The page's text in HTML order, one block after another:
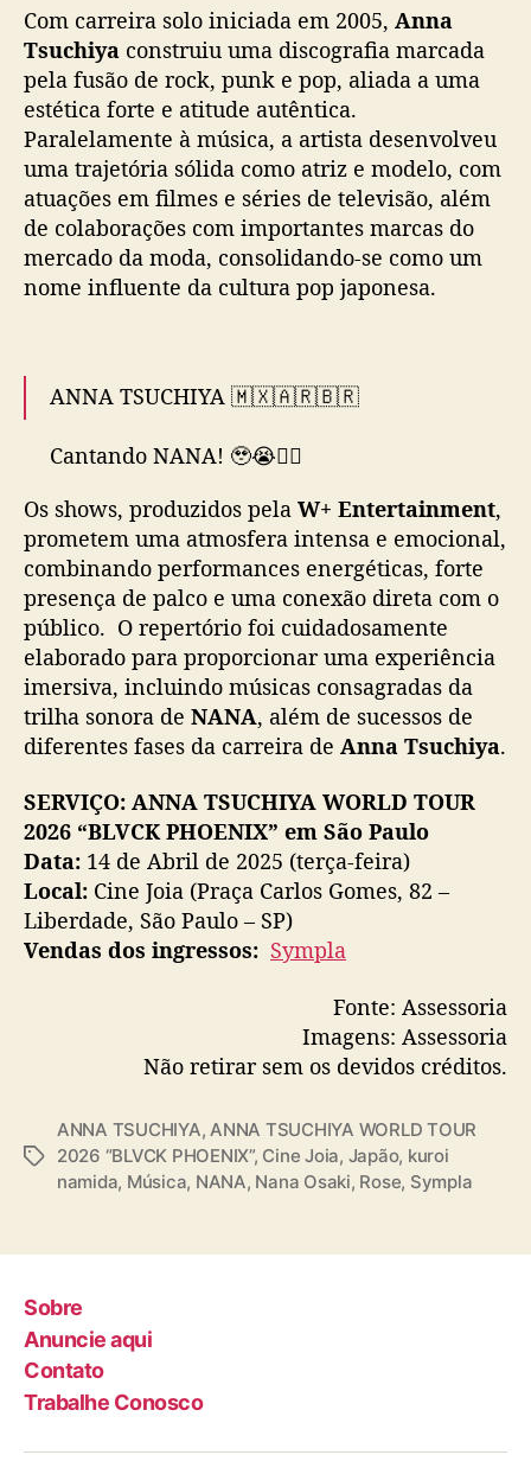
N
A
Com carreira solo iniciada em 2005, Anna
Tsuchiya construiu uma discografia marcada
pela fusão de rock, punk e pop, aliada a uma
estética forte e atitude autêntica.
Paralelamente à música, a artista desenvolveu
uma trajetória sólida como atriz e modelo, com
atuações em filmes e séries de televisão, além
de colaborações com importantes marcas do
mercado da moda, consolidando-se como um
nome influente da cultura pop japonesa.
ANNA TSUCHIYA 🇲🇽🇦🇷🇧🇷
Cantando NANA! 🥹😭❤️‍🔥
🎫🎫🎫 AMANHÃ/MAÑANA, 30/12:
https://t.co/RDkgCPKr08
🇲🇽: 09h00
🇦🇷🇧🇷: 12h00pic.twitter.com/SgzRLzgiS5
— W+ Entertainment (@WMais_)December
29, 2025
Os shows, produzidos pela W+ Entertainment,
prometem uma atmosfera intensa e emocional,
combinando performances energéticas, forte
presença de palco e uma conexão direta com o
público. O repertório foi cuidadosamente
elaborado para proporcionar uma experiência
imersiva, incluindo músicas consagradas da
trilha sonora de NANA, além de sucessos de
diferentes fases da carreira de Anna Tsuchiya.
SERVIÇO: ANNA TSUCHIYA WORLD TOUR
2026 “BLVCK PHOENIX” em São Paulo
Data: 14 de Abril de 2025 (terça-feira)
Local: Cine Joia (Praça Carlos Gomes, 82 –
Liberdade, São Paulo – SP)
Vendas dos ingressos: Sympla
Fonte: Assessoria
Imagens: Assessoria
Não retirar sem os devidos créditos.
T
ANNA TSUCHIYA,ANNA TSUCHIYA WORLD TOUR
2026 “BLVCK PHOENIX”, Cine Joia, Japão, kuroi
namida, Música, NANA, Nana Osaki, Rose, Sympla
Sobre
Anuncie aqui
Contato
Trabalhe Conosco